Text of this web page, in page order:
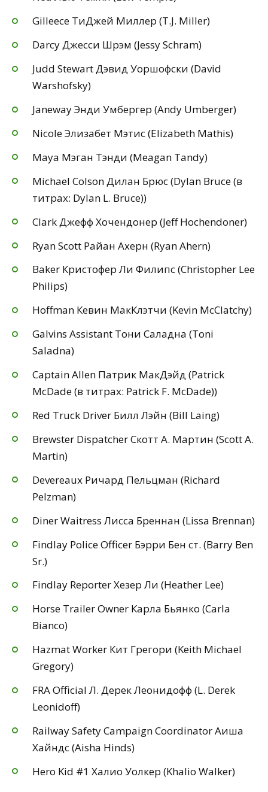
Gilleece ТиДжей Миллер (T.J. Miller)
Darcy Джесси Шрэм (Jessy Schram)
Judd Stewart Дэвид Уоршофски (David
Warshofsky)
Janeway Энди Умбергер (Andy Umberger)
Nicole Элизабет Мэтис (Elizabeth Mathis)
Maya Мэган Тэнди (Meagan Tandy)
Michael Colson Дилан Брюс (Dylan Bruce (в
титрах: Dylan L. Bruce))
Clark Джефф Хочендонер (Jeff Hochendoner)
Ryan Scott Райан Ахерн (Ryan Ahern)
Baker Кристофер Ли Филипс (Christopher Lee
Philips)
Hoffman Кевин МакКлэтчи (Kevin McClatchy)
Galvins Assistant Тони Саладна (Toni
Saladna)
Captain Allen Патрик МакДэйд (Patrick
McDade (в титрах: Patrick F. McDade))
Red Truck Driver Билл Лэйн (Bill Laing)
Brewster Dispatcher Скотт А. Мартин (Scott A.
Martin)
Devereaux Ричард Пельцман (Richard
Pelzman)
Diner Waitress Лисса Бреннан (Lissa Brennan)
Findlay Police Officer Бэрри Бен ст. (Barry Ben
Sr.)
Findlay Reporter Хезер Ли (Heather Lee)
Horse Trailer Owner Карла Бьянко (Carla
Bianco)
Hazmat Worker Кит Грегори (Keith Michael
Gregory)
FRA Official Л. Дерек Леонидофф (L. Derek
Leonidoff)
Railway Safety Campaign Coordinator Аиша
Хайндс (Aisha Hinds)
Hero Kid #1 Халио Уолкер (Khalio Walker)